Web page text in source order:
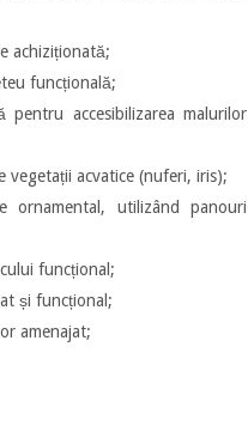
achiziționată;
funcțională;
accesibilizarea malurilor
vegetații acvatice (nuferi, iris);
ornamental, utilizând panouri
funcțional;
și funcțional;
amenajat;